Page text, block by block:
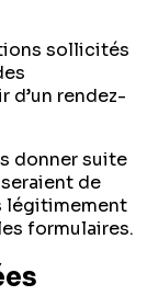
sollicités
d’un rendez-
donner suite
de
légitimement
formulaires.